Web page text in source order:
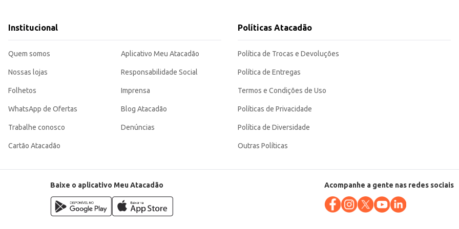
cães em fase de crescimento, em um formato de embalagem que facilita o manuseio e o armazenamento, tanto para o varejo quanto para o
eficiente de estoque e custos.
Institucional
Quem somos
Nossas lojas
Folhetos
WhatsApp de Ofertas
Trabalhe conosco
Cartão Atacadão
Aplicativo Meu Atacadão
Responsabilidade Social
Imprensa
Blog Atacadão
Denúncias
Políticas Atacadão
Política de Trocas e Devoluções
Política de Entregas
Termos e Condições de Uso
Políticas de Privacidade
Política de Diversidade
Outras Políticas
Baixe o aplicativo Meu Atacadão Acompanhe a gente nas redes sociais